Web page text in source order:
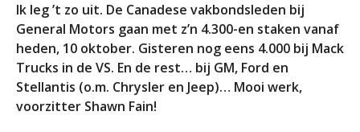
Ik leg ’t zo uit. De Canadese vakbondsleden bij
General Motors gaan met z’n 4.300-en staken vanaf
heden, 10 oktober. Gisteren nog eens 4.000 bij Mack
Trucks in de VS. En de rest… bij GM, Ford en
Stellantis (o.m. Chrysler en Jeep)… Mooi werk,
voorzitter Shawn Fain!